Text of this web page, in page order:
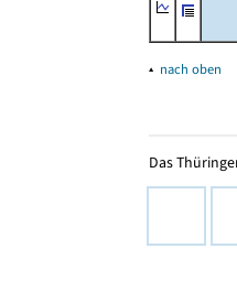
▴ nach oben
Das